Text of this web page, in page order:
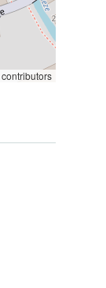
contributors